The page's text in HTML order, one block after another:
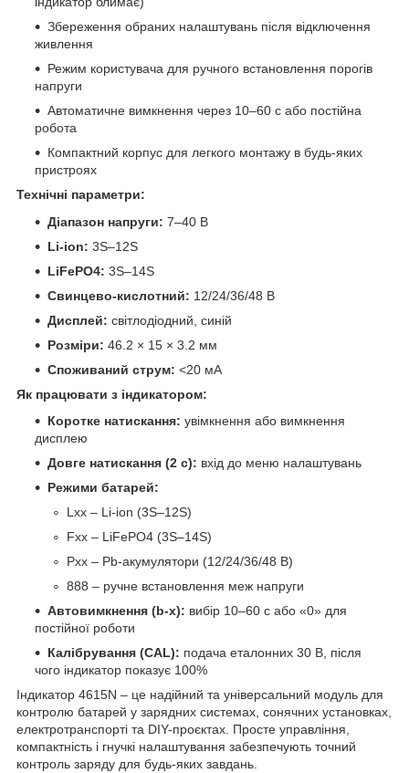
Збереження обраних налаштувань після відключення
живлення
Режим користувача для ручного встановлення порогів
напруги
Автоматичне вимкнення через 10–60 с або постійна
робота
Компактний корпус для легкого монтажу в будь-яких
пристроях
Технічні параметри:
Діапазон напруги: 7–40 В
Li-ion: 3S–12S
LiFePO4: 3S–14S
Свинцево-кислотний: 12/24/36/48 В
Дисплей: світлодіодний, синій
Розміри: 46.2 × 15 × 3.2 мм
Споживаний струм: <20 мА
Як працювати з індикатором:
Коротке натискання: увімкнення або вимкнення
дисплею
Довге натискання (2 с): вхід до меню налаштувань
Режими батарей:
Lxx – Li-ion (3S–12S)
Fxx – LiFePO4 (3S–14S)
Pxx – Pb-акумулятори (12/24/36/48 В)
888 – ручне встановлення меж напруги
Автовимкнення (b-x): вибір 10–60 с або «0» для
постійної роботи
Калібрування (CAL): подача еталонних 30 В, після
чого індикатор показує 100%
Індикатор 4615N – це надійний та універсальний модуль для
контролю батарей у зарядних системах, сонячних установках,
електротранспорті та DIY-проєктах. Просте управління,
компактність і гнучкі налаштування забезпечують точний
контроль заряду для будь-яких завдань.